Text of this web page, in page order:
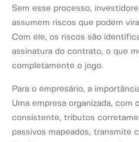
Sem esse processo,
assumem riscos que podem
Com ele, os riscos são
assinatura do contrato, o que
completamente o jogo.
Para o empresário, a
Uma empresa organizada, com
consistente, tributos
passivos mapeados, transmite